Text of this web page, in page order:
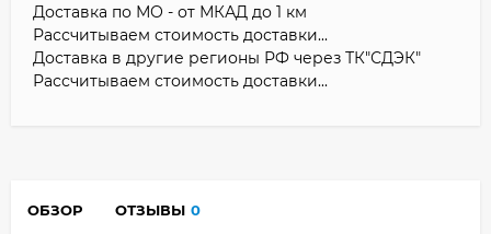
Доставка по МО - от МКАД до 1 км
Рассчитываем стоимость доставки...
Доставка в другие регионы РФ через ТК"СДЭК"
Рассчитываем стоимость доставки...
ОБЗОР ОТЗЫВЫ 0